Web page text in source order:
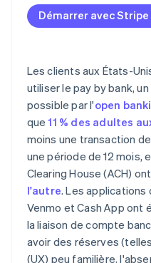
Démarrer avec Stripe
Les clients aux États-
utiliser le pay by bank,
possible par l'open
que11 % des adultes
moins une transaction
une période de 12
Clearing House (ACH) ont
l'autre. Les applications
Venmo et Cash App ont
la liaison de compte
avoir des réserves
(UX) peu familière,